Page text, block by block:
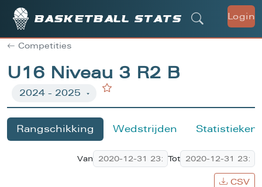
Basketball stats Login
Competities
U16 Niveau 3 R2 B
Rangschikking Wedstrijden Statistieken
Van Tot
CSV